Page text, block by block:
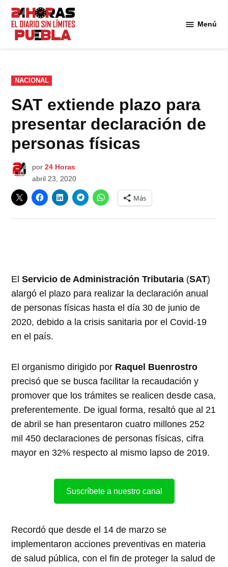
Saltar
contenido
Menú
PUBLICADO
EN
NACIONAL
SAT extiende plazo para
presentar declaración de
personas físicas
por 24 Horas
abril 23, 2020
Más
El Servicio de Administración Tributaria (SAT)
alargó el plazo para realizar la declaración anual
de personas físicas hasta el día 30 de junio de
2020, debido a la crisis sanitaria por el Covid-19
en el país.
El organismo dirigido por Raquel Buenrostro
precisó que se busca facilitar la recaudación y
promover que los trámites se realicen desde casa,
preferentemente. De igual forma, resaltó que al 21
de abril se han presentaron cuatro millones 252
mil 450 declaraciones de personas físicas, cifra
mayor en 32% respecto al mismo lapso de 2019.
Suscríbete a nuestro canal
Recordó que desde el 14 de marzo se
implementaron acciones preventivas en materia
de salud pública, con el fin de proteger la salud de